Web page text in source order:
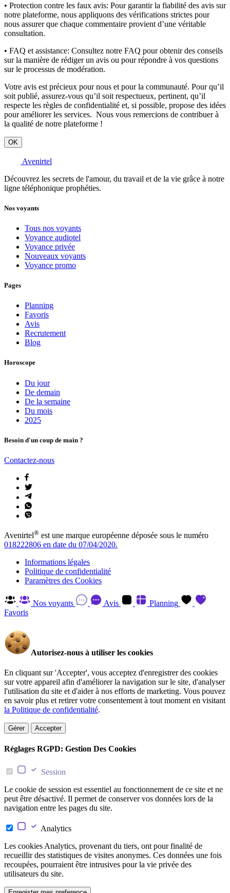
• Protection contre les faux avis: Pour garantir la fiabilité des avis sur
notre plateforme, nous appliquons des vérifications strictes pour
nous assurer que chaque commentaire provient d’une véritable
consultation.
• FAQ et assistance: Consultez notre FAQ pour obtenir des conseils
sur la manière de rédiger un avis ou pour répondre à vos questions
sur le processus de modération.
Votre avis est précieux pour nous et pour la communauté. Pour qu’il
soit publié, assurez-vous qu’il soit respectueux, pertinent, qu’il
respecte les règles de confidentialité et, si possible, propose des idées
pour améliorer les services. Nous vous remercions de contribuer à
la qualité de notre plateforme !
OK
Avenirtel
Découvrez les secrets de l'amour, du travail et de la vie grâce à notre
ligne téléphonique prophéties.
Nos voyants
Tous nos voyants
Voyance audiotel
Voyance privée
Nouveaux voyants
Voyance promo
Pages
Planning
Favoris
Avis
Recrutement
Blog
Horoscope
Du jour
De demain
De la semaine
Du mois
2025
Besoin d'un coup de main ?
Contactez-nous
Avenirtel® est une marque européenne déposée sous le numéro
018222806 en date du 07/04/2020.
Informations légales
Politique de confidentialité
Paramètres des Cookies
Nos voyants Avis
Planning
Favoris
Autorisez-nous à utiliser les cookies
En cliquant sur 'Accepter', vous acceptez d'enregistrer des cookies
sur votre appareil afin d'améliorer la navigation sur le site, d'analyser
l'utilisation du site et d'aider à nos efforts de marketing. Vous pouvez
en savoir plus et retirer votre consentement à tout moment en visitant
la Politique de confidentialité.
Gérer Accepter
Réglages RGPD: Gestion Des Cookies
Session
Le cookie de session est essentiel au fonctionnement de ce site et ne
peut être désactivé. Il permet de conserver vos données lors de la
navigation entre les pages du site.
Analytics
Les cookies Analytics, provenant du tiers, ont pour finalité de
recueillir des statistiques de visites anonymes. Ces données une fois
recoupées, pourraient être intrusives pour la vie privée des
utilisateurs du site.